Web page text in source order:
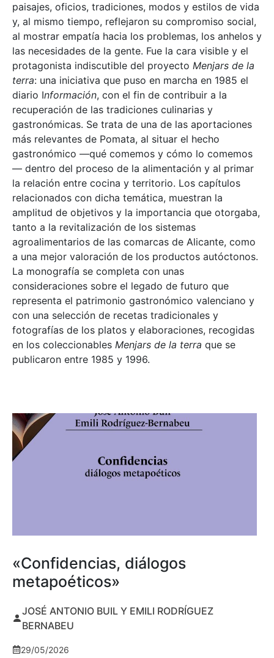
paisajes, oficios, tradiciones, modos y estilos de vida
y, al mismo tiempo, reflejaron su compromiso social,
al mostrar empatía hacia los problemas, los anhelos y
las necesidades de la gente. Fue la cara visible y el
protagonista indiscutible del proyecto Menjars de la
terra: una iniciativa que puso en marcha en 1985 el
diario Información, con el fin de contribuir a la
recuperación de las tradiciones culinarias y
gastronómicas. Se trata de una de las aportaciones
más relevantes de Pomata, al situar el hecho
gastronómico —qué comemos y cómo lo comemos
— dentro del proceso de la alimentación y al primar
la relación entre cocina y territorio. Los capítulos
relacionados con dicha temática, muestran la
amplitud de objetivos y la importancia que otorgaba,
tanto a la revitalización de los sistemas
agroalimentarios de las comarcas de Alicante, como
a una mejor valoración de los productos autóctonos.
La monografía se completa con unas
consideraciones sobre el legado de futuro que
representa el patrimonio gastronómico valenciano y
con una selección de recetas tradicionales y
fotografías de los platos y elaboraciones, recogidas
en los coleccionables Menjars de la terra que se
publicaron entre 1985 y 1996.
«Confidencias, diálogos
metapoéticos»
JOSÉ ANTONIO BUIL Y EMILI RODRÍGUEZ
BERNABEU
29/05/2026